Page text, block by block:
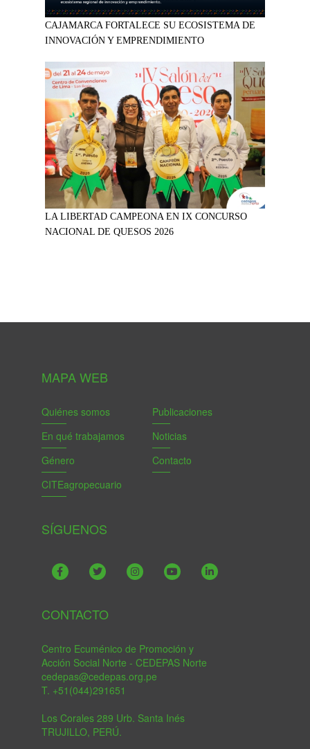
CAJAMARCA FORTALECE SU ECOSISTEMA DE
INNOVACIÓN Y EMPRENDIMIENTO
LA LIBERTAD CAMPEONA EN IX CONCURSO
NACIONAL DE QUESOS 2026
MAPA WEB
Quiénes somos
En qué trabajamos
Género
CITEagropecuario
Publicaciones
Noticias
Contacto
SÍGUENOS
CONTACTO
Centro Ecuménico de Promoción y
Acción Social Norte - CEDEPAS Norte
cedepas@cedepas.org.pe
T. +51(044)291651
Los Corales 289 Urb. Santa Inés
TRUJILLO, PERÚ.